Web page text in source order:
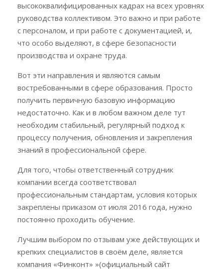
высококвалифицированных кадрах на всех уровнях
руководства коллективом. Это важно и при работе
с персоналом, и при работе с документацией, и,
что особо выделяют, в сфере безопасности
производства и охране труда.
Вот эти направления и являются самым
востребованными в сфере образования. Просто
получить первичную базовую информацию
недостаточно. Как и в любом важном деле тут
необходим стабильный, регулярный подход к
процессу получения, обновления и закрепления
знаний в профессиональной сфере.
Для того, чтобы ответственный сотрудник
компании всегда соответствовал
профессиональным стандартам, условия которых
закреплены приказом от июля 2016 года, нужно
постоянно проходить обучение.
Лучшим выбором по отзывам уже действующих и
крепких специалистов в своём деле, является
компания «Финконт» »(официальный сайт